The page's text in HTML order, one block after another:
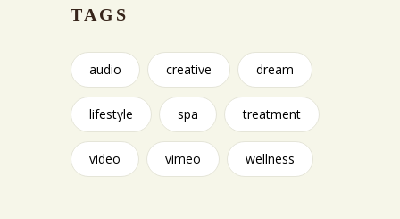
TAGS
audio creative dream
lifestyle spa treatment
video vimeo wellness